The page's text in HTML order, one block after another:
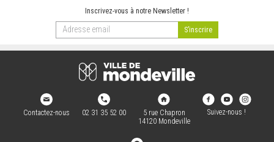
Inscrivez-vous à notre Newsletter !
Contactez-nous 02 31 35 52 00
5 rue Chapron
14120 Mondeville
Suivez-nous !